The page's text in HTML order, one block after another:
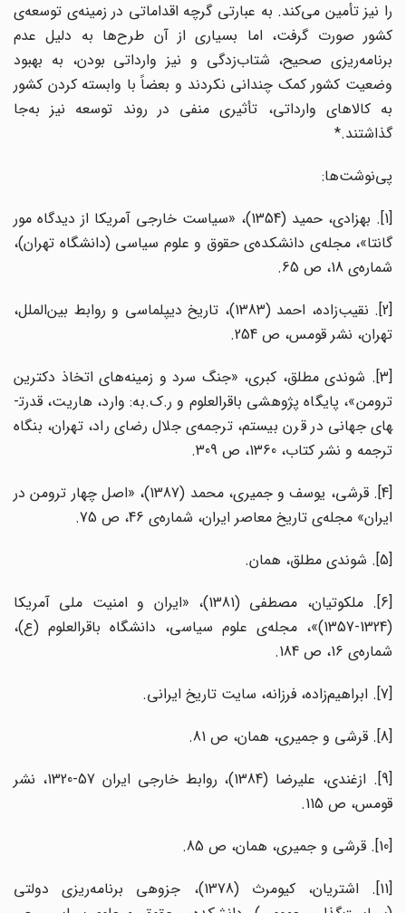
را نیز تأمین می‌‌کند. به عبارتی گرچه اقداماتی در زمینه‌‌ی توسعه‌‌ی
کشور صورت گرفت، اما بسیاری از آن‌‌ طرح‌‌ها به دلیل عدم
برنامه‌‌ریزی صحیح، شتاب‌زدگی و نیز وارداتی بودن، به بهبود
وضعیت کشور کمک چندانی نکردند و بعضاً با وابسته کردن کشور
به کالاهای وارداتی، تأثیری منفی در روند توسعه نیز به‌جا
گذاشتند.*
پی‌نوشت‌ها:
[1]. بهزادی، حمید (1354)، «سیاست خارجی آمریکا از دیدگاه مور
گانتا»، مجله‌ی دانشکده‌ی حقوق و علوم سیاسی (دانشگاه تهران)،
شماره‌ی 18، ص 65.
[2]. نقیب‌زاده، احمد (1383)، تاریخ دیپلماسی و روابط بین‌الملل،
تهران، نشر قومس، ص 254.
[3]. شوندی مطلق، کبری، «جنگ سرد و زمینه‌های اتخاذ دکترین
ترومن»، پایگاه پژوهشی باقرالعلوم و ر.ک.به: وارد، ‌هاریت، قدرت­
های جهانی در قرن بیستم، ترجمه‌ی جلال رضای راد، تهران، بنگاه
ترجمه و نشر کتاب، 1360، ص 309.
[4]. قرشی، یوسف و جمیری، محمد (1387)، «اصل چهار ترومن در
ایران» مجله‌ی تاریخ معاصر ایران، شماره‌ی 46، ص 75.
[6]. ملکوتیان، مصطفی (1381)، «ایران و امنیت ملی آمریکا
(1324-1357)»، مجله‌ی علوم سیاسی، دانشگاه باقرالعلوم (ع)،
شماره‌ی 16، ص 184.
[9]. ازغندی، علیرضا (1384)، روابط خارجی ایران 57-1320، نشر
قومس، ص 115.
[11]. اشتریان، کیومرث (1378)، جزوه­ی برنامه‌ریزی دولتی